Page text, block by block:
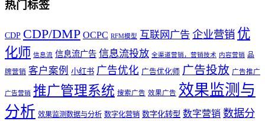
热门标签
CDP CDP/DMP OCPC RFM模型 互联网广告 企业营销 优
化师 信息流 信息流广告 信息流投放 全渠道营销，营销技术 内容营销 品
牌营销 客户案例 小红书 广告优化 广告优化师 广告投放 广告推广
广告营销 推广管理系统 搜索广告 效果广告 效果监测与
分析 效果监测数据与分析 数字化营销 数字化转型 数字营销 数据分